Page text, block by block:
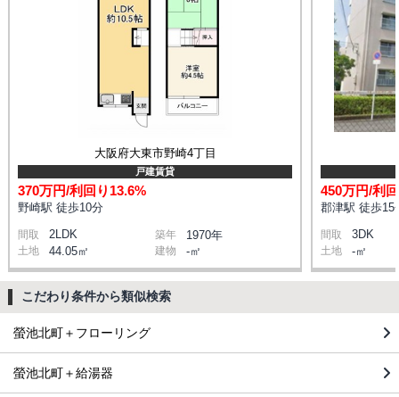
大阪府大東市野崎4丁目
戸建賃貸
370万円/利回り13.6%
野崎駅 徒歩10分
間取 2LDK 築年 1970年
土地 44.05㎡ 建物 -㎡
450万円/利
郡津駅 徒歩15
間取 3DK
土地 -㎡
こだわり条件から類似検索
螢池北町＋フローリング
螢池北町＋給湯器